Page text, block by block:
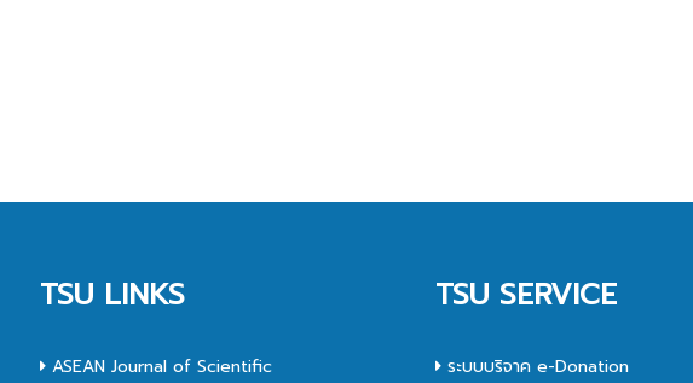
TSU LINKS
ASEAN Journal of Scientific
TSU SERVICE
ระบบบริจาค e-Donation